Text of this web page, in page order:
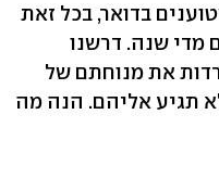
בדואר, בכל זאת
מדי שנה. דרשנו
את מנוחתם של
תגיע אליהם. הנה מה